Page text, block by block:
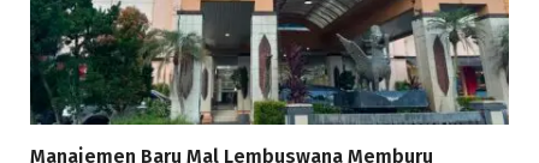
Manajemen Baru Mal Lembuswana Memburu